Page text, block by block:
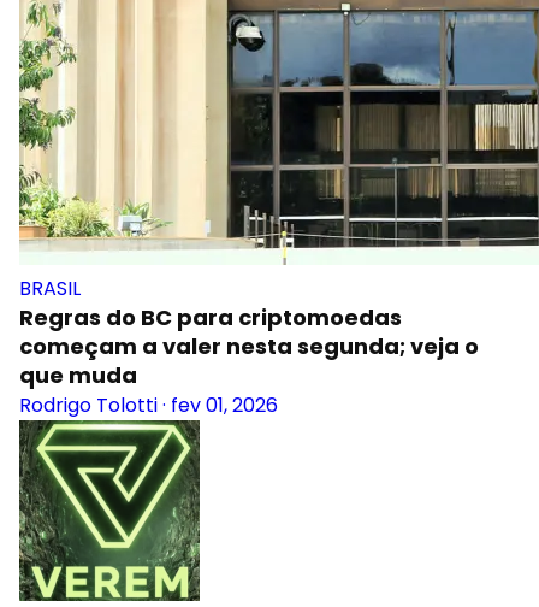
BRASIL
Regras do BC para criptomoedas
começam a valer nesta segunda; veja o
que muda
Rodrigo Tolotti· fev 01, 2026